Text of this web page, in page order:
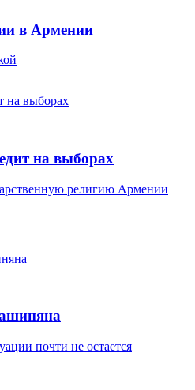
в Армении
на выборах
религию Армении
почти не остается